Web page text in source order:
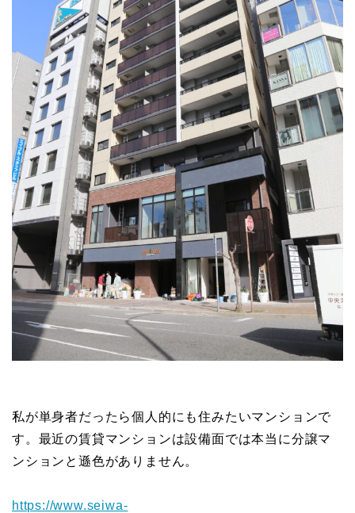
私が単身者だったら個人的にも住みたいマンションで
す。最近の賃貸マンションは設備面では本当に分譲マ
ンションと遜色がありません。
https://www.seiwa-